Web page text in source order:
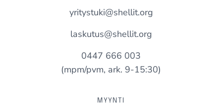
yritystuki@shellit.org
laskutus@shellit.org
0447 666 003
(mpm/pvm, ark. 9-15:30)
MYYNTI